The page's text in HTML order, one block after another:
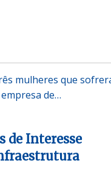
mulheres que
de…
de Interesse